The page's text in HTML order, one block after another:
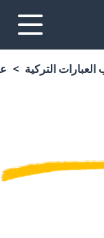
العبارات التركية